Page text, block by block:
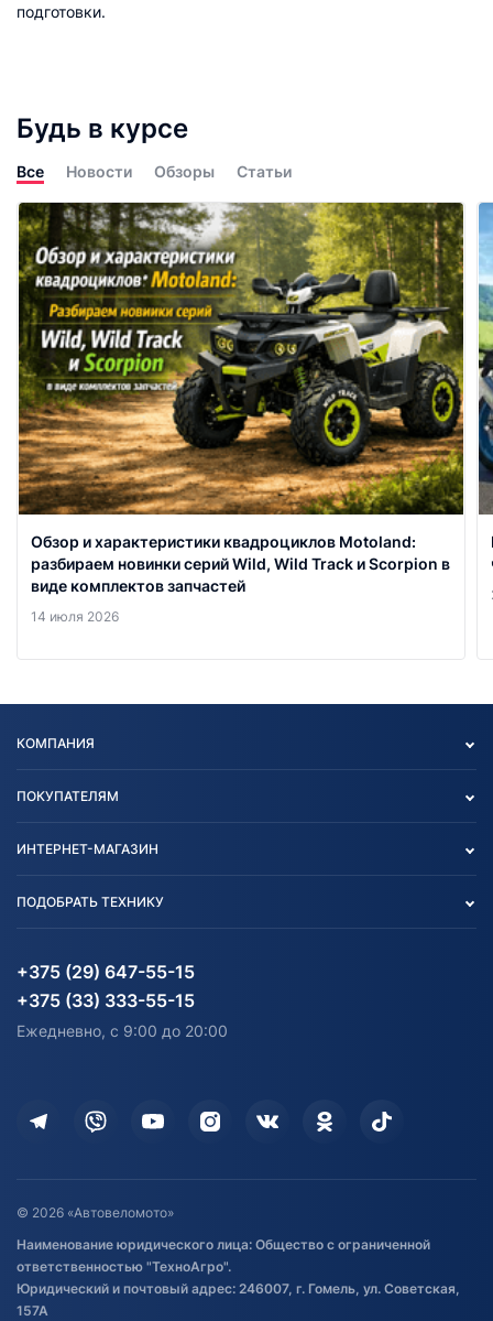
подготовки.
Будь в курсе
Все Новости Обзоры Статьи
Обзор и характеристики квадроциклов Motoland:
разбираем новинки серий Wild, Wild Track и Scorpion в
виде комплектов запчастей
14 июля 2026
КОМПАНИЯ
Блог
Карта сайта
ПОКУПАТЕЛЯМ
Согласие на обработку
Информация до получения
согласия на обработку
Доставка
Дополнительные услуги
Оставить отзыв
Договор публичной оферты
Обработка файлов cookie
Постановка транспорта на учет
ИНТЕРНЕТ-МАГАЗИН
Агротехника
Водный транспорт
Электротранспорт
Здоровье
ПОДОБРАТЬ ТЕХНИКУ
Агротехника
Электротранспорт
+375 (29) 647-55-15
+375 (33) 333-55-15
Ежедневно, с 9:00 до 20:00
© 2026 «Автовеломото»
Наименование юридического лица: Общество с ограниченной
ответственностью "ТехноАгро".
Юридический и почтовый адрес: 246007, г. Гомель, ул. Советская,
157А